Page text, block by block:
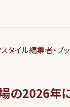
タイル編集者・ブ
の2026年